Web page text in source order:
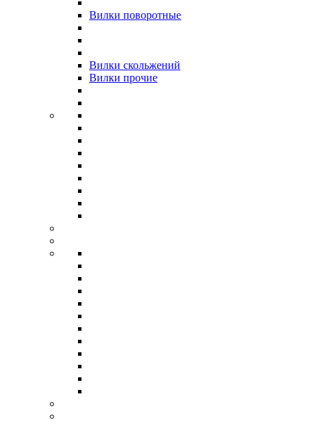
Вилки поворотные
Вилки скольжений
Вилки прочие